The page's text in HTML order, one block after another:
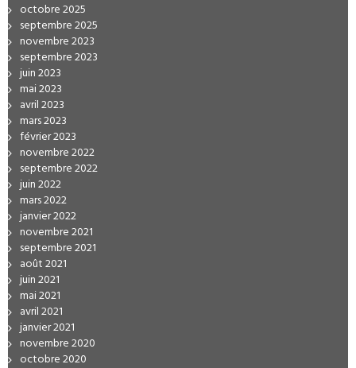
octobre 2025
septembre 2025
novembre 2023
septembre 2023
juin 2023
mai 2023
avril 2023
mars 2023
février 2023
novembre 2022
septembre 2022
juin 2022
mars 2022
janvier 2022
novembre 2021
septembre 2021
août 2021
juin 2021
mai 2021
avril 2021
janvier 2021
novembre 2020
octobre 2020